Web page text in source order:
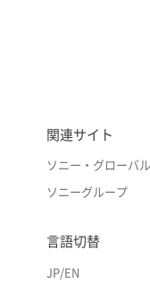
関連サイト
ソニー・グローバ
ソニーグループ
言語切替
JP/EN